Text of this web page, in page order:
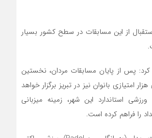
از این مسابقات در سطح کشور بسیار
پس از پایان مسابقات مردان، نخستین
امتیازی بانوان نیز در تبریز برگزار خواهد
استاندارد این شهر، زمینه میزبانی
را فراهم کرده است.